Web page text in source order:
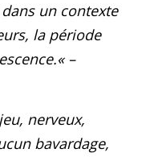
un contexte
la période
« –
nerveux,
bavardage,